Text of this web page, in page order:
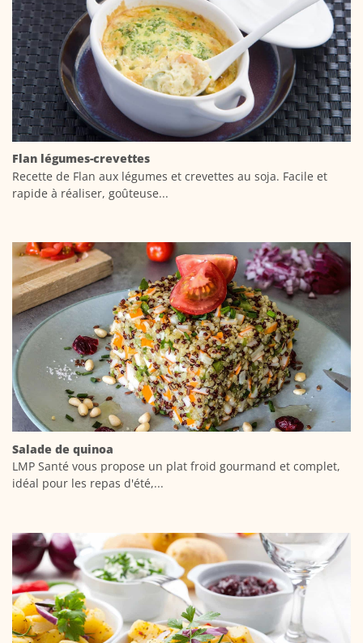
Flan légumes-crevettes
Recette de Flan aux légumes et crevettes au soja. Facile et
rapide à réaliser, goûteuse...
Salade de quinoa
LMP Santé vous propose un plat froid gourmand et complet,
idéal pour les repas d'été,...